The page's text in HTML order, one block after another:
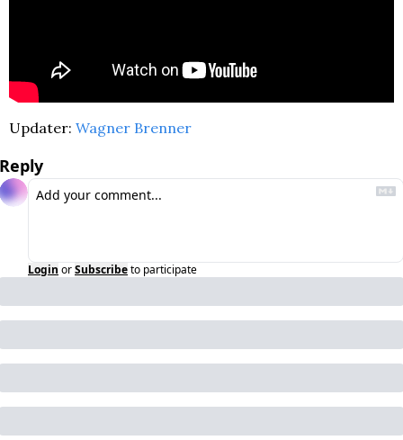
Updater: Wagner Brenner
Reply
Login orSubscribeto participate